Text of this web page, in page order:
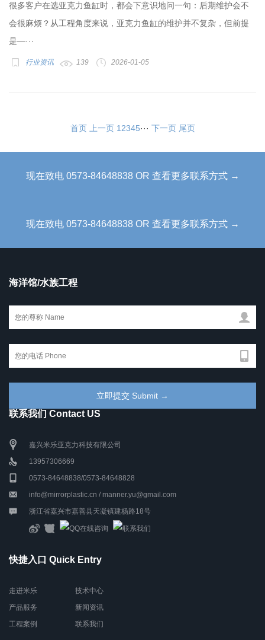
很多客户在选亚克力鱼缸时，都会下意识地问一句：后期维护会不
会很麻烦？从工程角度来说，亚克力鱼缸的维护并不复杂，但前提
是—···
行业资讯 139 2026-01-05
首页 上一页 1 2345··· 下一页 尾页
现在致电 0573-84648838 OR 查看更多联系方式 →
现在致电 0573-84648838 OR 查看更多联系方式 →
海洋馆/水族工程
联系我们 Contact US
嘉兴米乐亚克力科技有限公司
13957306669
0573-84648838/0573-84648828
info@mirrorplastic.cn / manner.yu@gmail.com
浙江省嘉兴市嘉善县天凝镇建杨路18号
快捷入口 Quick Entry
走进米乐
产品服务
工程案例
技术中心
新闻资讯
联系我们